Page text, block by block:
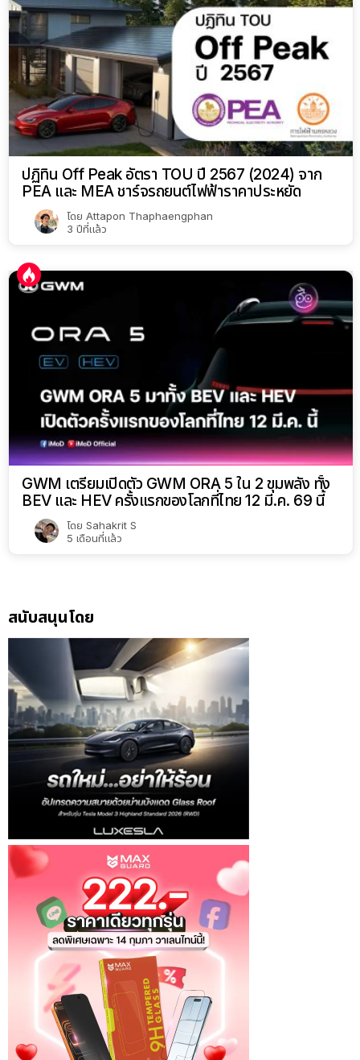
ปฏิทิน Off Peak อัตรา TOU ปี 2567 (2024) จาก
PEA และ MEA ชาร์จรถยนต์ไฟฟ้าราคาประหยัด
โดย Attapon Thaphaengphan
3 ปีที่แล้ว
GWM เตรียมเปิดตัว GWM ORA 5 ใน 2 ขุมพลัง ทั้ง
BEV และ HEV ครั้งแรกของโลกที่ไทย 12 มี.ค. 69 นี้
โดย Sahakrit S
5 เดือนที่แล้ว
สนับสนุนโดย